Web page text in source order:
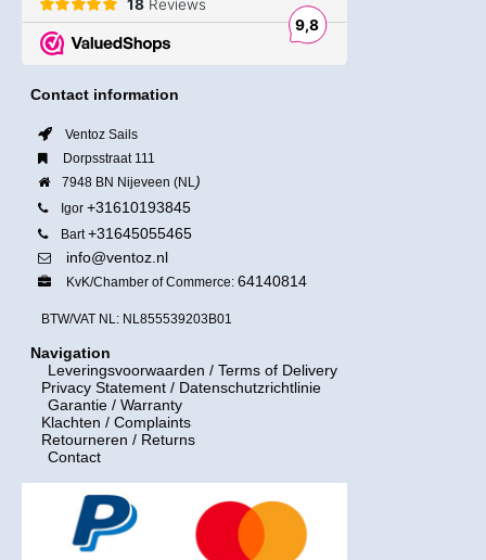
Contact information
Ventoz Sails
Dorpsstraat 111
7948 BN Nijeveen (NL )
Igor +31610193845
Bart+31645055465
info@ventoz.nl
KvK/Chamber of Commerce: 64140814
BTW/VAT NL: NL855539203B01
Navigation
Leveringsvoorwaarden / Terms of Delivery
Privacy Statement / Datenschutzrichtlinie
Garantie / Warranty
Klachten / Complaints
Retourneren / Returns
Contact